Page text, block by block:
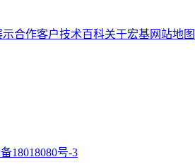
示合作客户技术百科关于宏基网站地图
18018080号-3